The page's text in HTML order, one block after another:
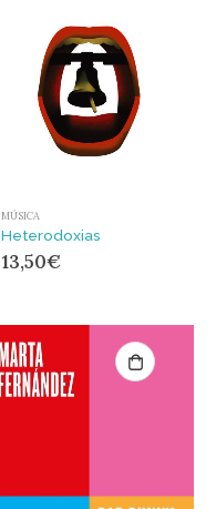
MÚSICA
Heterodoxias
13,50€